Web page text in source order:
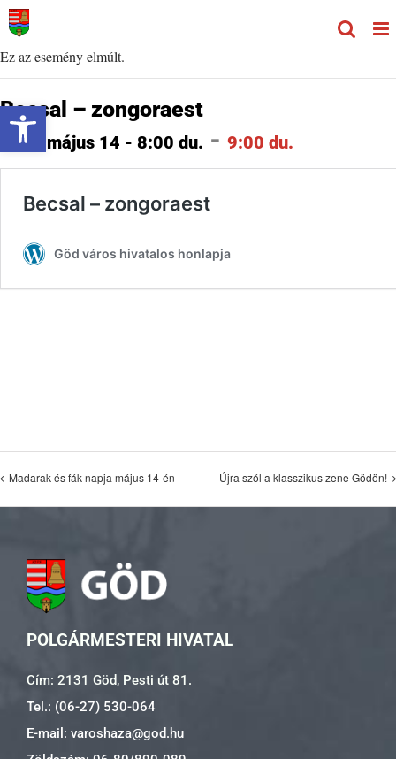
Eszköztár megnyitása
Kihagyás
Ez az esemény elmúlt.
Becsal – zongoraest
2022 május 14 - 8:00 du. - 9:00 du.
Madarak és fák napja május 14-én Újra szól a klasszikus zene Gödön!
POLGÁRMESTERI HIVATAL
Cím: 2131 Göd, Pesti út 81.
Tel.: (06-27) 530-064
E-mail: varoshaza@god.hu